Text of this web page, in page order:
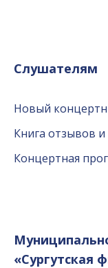
Слушателям
Новый
Книга отзывов
Концертная
«Сургутская